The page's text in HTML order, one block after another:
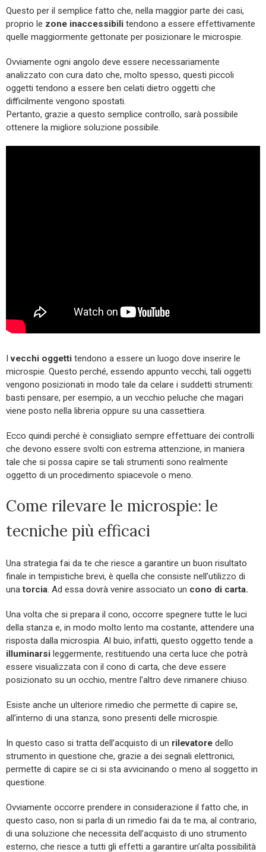
Questo per il semplice fatto che, nella maggior parte dei casi,
proprio le zone inaccessibili tendono a essere effettivamente
quelle maggiormente gettonate per posizionare le microspie.
Ovviamente ogni angolo deve essere necessariamente
analizzato con cura dato che, molto spesso, questi piccoli
oggetti tendono a essere ben celati dietro oggetti che
difficilmente vengono spostati.
Pertanto, grazie a questo semplice controllo, sarà possibile
ottenere la migliore soluzione possibile.
Ivecchi oggetti tendono a essere un luogo dove inserire le
microspie. Questo perché, essendo appunto vecchi, tali oggetti
vengono posizionati in modo tale da celare i suddetti strumenti:
basti pensare, per esempio, a un vecchio peluche che magari
viene posto nella libreria oppure su una cassettiera.
Ecco quindi perché è consigliato sempre effettuare dei controlli
che devono essere svolti con estrema attenzione, in maniera
tale che si possa capire se tali strumenti sono realmente
oggetto di un procedimento spiacevole o meno.
Come rilevare le microspie: le
tecniche più efficaci
Una strategia fai da te che riesce a garantire un buon risultato
finale in tempistiche brevi, è quella che consiste nell’utilizzo di
unatorcia . Ad essa dovrà venire associato un cono di carta.
Una volta che si prepara il cono, occorre spegnere tutte le luci
della stanza e, in modo molto lento ma costante, attendere una
risposta dalla microspia. Al buio, infatti, questo oggetto tende a
illuminarsi leggermente, restituendo una certa luce che potrà
essere visualizzata con il cono di carta, che deve essere
posizionato su un occhio, mentre l’altro deve rimanere chiuso.
Esiste anche un ulteriore rimedio che permette di capire se,
all’interno di una stanza, sono presenti delle microspie.
In questo caso si tratta dell’acquisto di un rilevatore dello
strumento in questione che, grazie a dei segnali elettronici,
permette di capire se ci si sta avvicinando o meno al soggetto in
questione.
Ovviamente occorre prendere in considerazione il fatto che, in
questo caso, non si parla di un rimedio fai da te ma, al contrario,
di una soluzione che necessita dell’acquisto di uno strumento
esterno, che riesce a tutti gli effetti a garantire un’alta possibilità